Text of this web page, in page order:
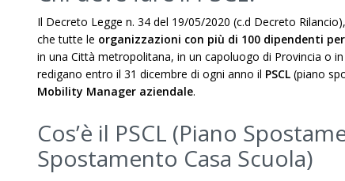
Il Decreto Legge n. 34 del 19/05/2020 (c.d Decreto
che tutte le organizzazioni con più di 100 dipendenti
in una Città metropolitana, in un capoluogo di Provincia o
redigano entro il 31 dicembre di ogni anno il PSCL (piano
Mobility Manager aziendale.
Cos’è il PSCL (Piano
Spostamento Casa Scuola)